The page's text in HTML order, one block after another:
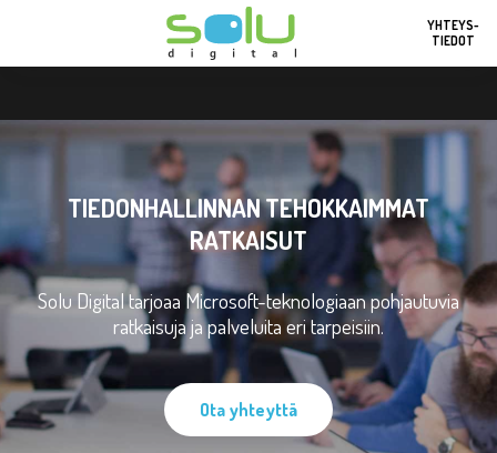
YHTEYS-
TIEDOT
TIEDONHALLINNAN TEHOKKAIMMAT
RATKAISUT
Solu Digital tarjoaa Microsoft-teknologiaan pohjautuvia
ratkaisuja ja palveluita eri tarpeisiin.
Ota yhteyttä